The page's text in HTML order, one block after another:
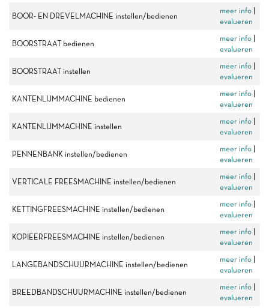
BOOR- EN DREVELMACHINE instellen/bedienen
meer info
evalueren
BOORSTRAAT bedienen
meer info
evalueren
BOORSTRAAT instellen
meer info
evalueren
KANTENLIJMMACHINE bedienen
meer info
evalueren
KANTENLIJMMACHINE instellen
meer info
evalueren
PENNENBANK instellen/bedienen
meer info
evalueren
VERTICALE FREESMACHINE instellen/bedienen
meer info
evalueren
KETTINGFREESMACHINE instellen/bedienen
meer info
evalueren
KOPIEERFREESMACHINE instellen/bedienen
meer info
evalueren
LANGEBANDSCHUURMACHINE instellen/bedienen
meer info
evalueren
BREEDBANDSCHUURMACHINE instellen/bedienen
meer info
evalueren